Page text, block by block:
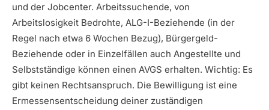
und der Jobcenter. Arbeitssuchende, von
Arbeitslosigkeit Bedrohte, ALG-I-Beziehende (in der
Regel nach etwa 6 Wochen Bezug), Bürgergeld-
Beziehende oder in Einzelfällen auch Angestellte und
Selbstständige können einen AVGS erhalten. Wichtig: Es
gibt keinen Rechtsanspruch. Die Bewilligung ist eine
Ermessensentscheidung deiner zuständigen